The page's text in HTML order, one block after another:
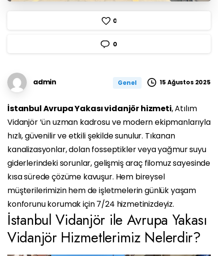
0
0
admin Genel 15 Ağustos 2025
İstanbul Avrupa Yakası vidanjör hizmeti, Atılım
Vidanjör ’ün uzman kadrosu ve modern ekipmanlarıyla
hızlı, güvenilir ve etkili şekilde sunulur. Tıkanan
kanalizasyonlar, dolan fosseptikler veya yağmur suyu
giderlerindeki sorunlar, gelişmiş araç filomuz sayesinde
kısa sürede çözüme kavuşur. Hem bireysel
müşterilerimizin hem de işletmelerin günlük yaşam
konforunu korumak için 7/24 hizmetinizdeyiz.
İstanbul Vidanjör ile Avrupa Yakası
Vidanjör Hizmetlerimiz Nelerdir?